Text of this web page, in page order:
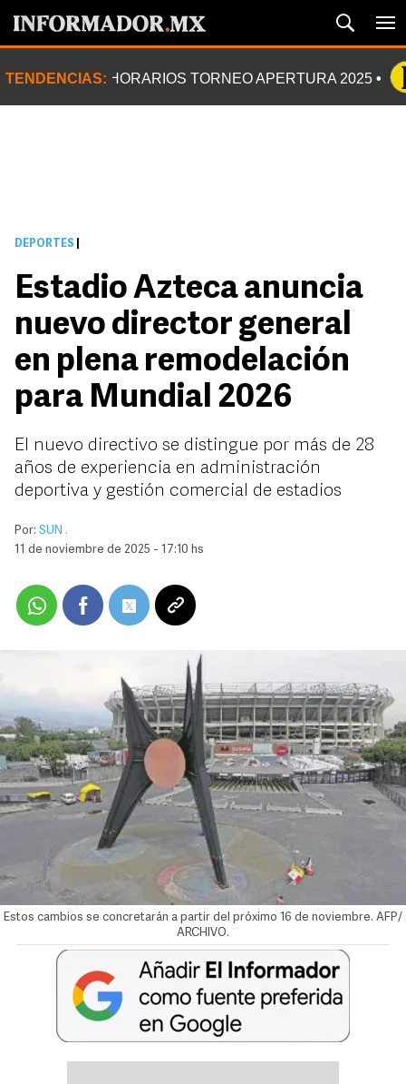
TENDENCIAS: HORARIOS TORNEO APERTURA 2025
DEPORTES
Estadio Azteca anuncia
nuevo director general
en plena remodelación
para Mundial 2026
El nuevo directivo se distingue por más de 28
años de experiencia en administración
deportiva y gestión comercial de estadios
Por: SUN .
11 de noviembre de 2025 - 17:10 hs
Estos cambios se concretarán a partir del próximo 16 de noviembre. AFP/
ARCHIVO.